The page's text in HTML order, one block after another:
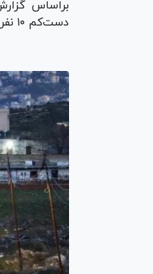
دست‌کم ۱۰ نفر شهید و بیش از ۴۰ نفر مجروح شدند.